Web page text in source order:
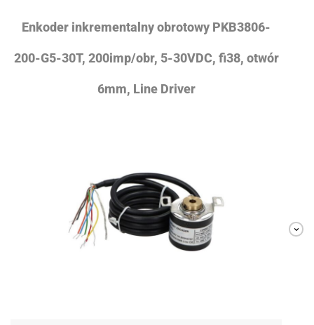
Enkoder inkrementalny obrotowy PKB3806-
200-G5-30T, 200imp/obr, 5-30VDC, fi38, otwór
6mm, Line Driver